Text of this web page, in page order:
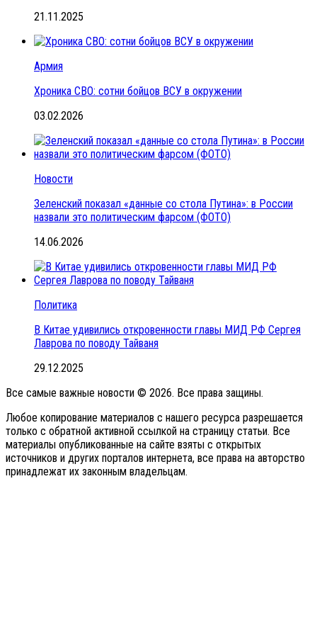
21.11.2025
Армия
Хроника СВО: сотни бойцов ВСУ в окружении
03.02.2026
Новости
Зеленский показал «данные со стола Путина»: в России
назвали это политическим фарсом (ФОТО)
14.06.2026
Политика
В Китае удивились откровенности главы МИД РФ Сергея
Лаврова по поводу Тайваня
29.12.2025
Все самые важные новости © 2026. Все права защины.
Любое копирование материалов с нашего ресурса разрешается
только с обратной активной ссылкой на страницу статьи. Все
материалы опубликованные на сайте взяты с открытых
источников и других порталов интернета, все права на авторство
принадлежат их законным владельцам.